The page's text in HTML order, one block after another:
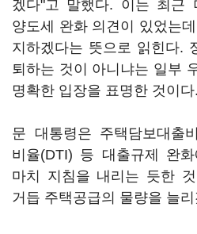
겠다"고 말했다. 이는 최근
양도세 완화 의견이 있었는
지하겠다는 뜻으로 읽힌다.
퇴하는 것이 아니냐는 일부
명확한 입장을 표명한 것이다.
문 대통령은 주택담보대출
비율(DTI) 등 대출규제 완화
마치 지침을 내리는 듯한
거듭 주택공급의 물량을 늘